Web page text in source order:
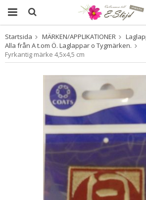
Produkten har blivit tillagd i
Startsida MÄRKEN/APPLIKATIONER
Alla från A t.om Ö. Laglappar o Tygmärken.
Fyrkantig märke 4,5x4,5 cm